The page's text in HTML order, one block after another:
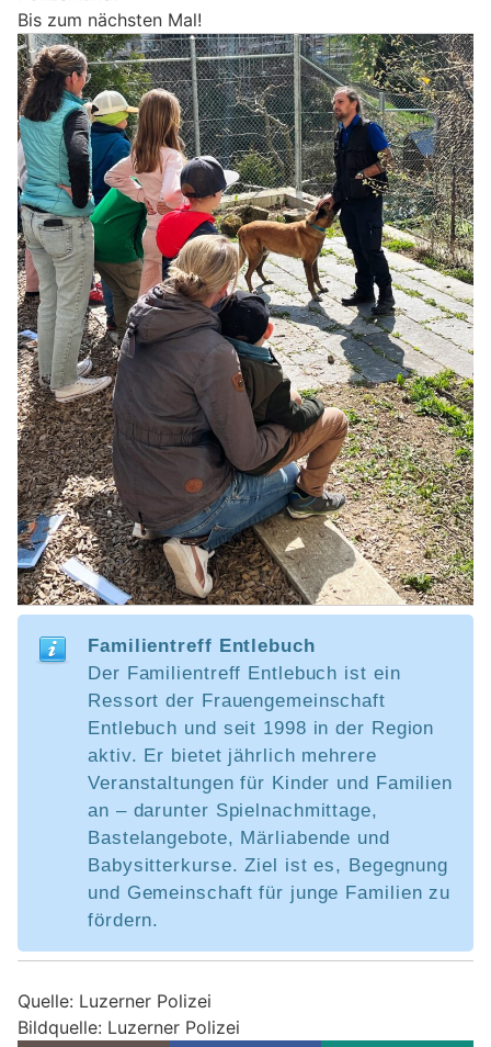
Bis zum nächsten Mal!
Familientreff Entlebuch
Der Familientreff Entlebuch ist ein
Ressort der Frauengemeinschaft
Entlebuch und seit 1998 in der Region
aktiv. Er bietet jährlich mehrere
Veranstaltungen für Kinder und Familien
an – darunter Spielnachmittage,
Bastelangebote, Märliabende und
Babysitterkurse. Ziel ist es, Begegnung
und Gemeinschaft für junge Familien zu
fördern.
Quelle: Luzerner Polizei
Bildquelle: Luzerner Polizei